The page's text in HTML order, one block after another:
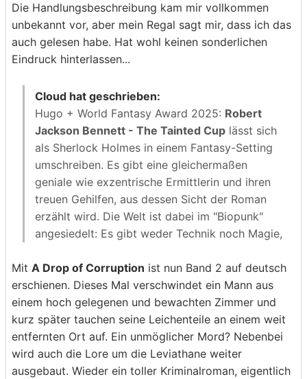
Die Handlungsbeschreibung kam mir vollkommen
unbekannt vor, aber mein Regal sagt mir, dass ich das
auch gelesen habe. Hat wohl keinen sonderlichen
Eindruck hinterlassen...
Cloud hat geschrieben:
Hugo + World Fantasy Award 2025: Robert
Jackson Bennett - The Tainted Cup lässt sich
als Sherlock Holmes in einem Fantasy-Setting
umschreiben. Es gibt eine gleichermaßen
geniale wie exzentrische Ermittlerin und ihren
treuen Gehilfen, aus dessen Sicht der Roman
erzählt wird. Die Welt ist dabei im "Biopunk"
angesiedelt: Es gibt weder Technik noch Magie,
Häuser werden aus Pflanzen gezüchtet,
Menschen werden mit pflanzlichen Implantaten
verbessert etc. Und dann sind da noch die
gigantischen Leviathane im Meer, die immer zur
Regensaison an Land kommen und die Städte
der Menschen bedrohen, was durch riesige
Mauern zu verhindern versucht wird. Die
Mit A Drop of Corruption ist nun Band 2 auf deutsch
erschienen. Dieses Mal verschwindet ein Mann aus
einem hoch gelegenen und bewachten Zimmer und
kurz später tauchen seine Leichenteile an einem weit
entfernten Ort auf. Ein unmöglicher Mord? Nebenbei
wird auch die Lore um die Leviathane weiter
ausgebaut. Wieder ein toller Kriminalroman, eigentlich